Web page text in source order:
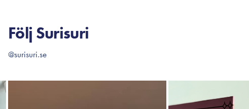
Följ Surisuri
@surisuri.se